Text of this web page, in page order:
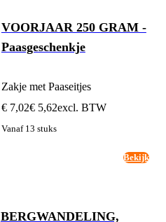
VOORJAAR 250 GRAM -
Paasgeschenkje
Zakje met Paaseitjes
€ 7,02€ 5,62excl. BTW
Vanaf 13 stuks
Bekijk
BERGWANDELING,